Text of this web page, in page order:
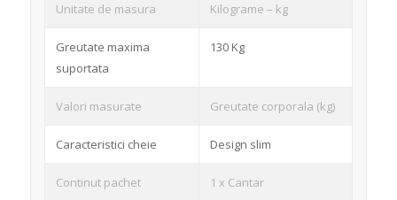
Unitate de masura Kilograme – kg
Greutate maxima
suportata
130 Kg
Valori masurate Greutate corporala (kg)
Caracteristici cheie Design slim
Continut pachet 1 x Cantar